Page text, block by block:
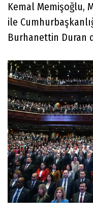
Kemal Memişoğlu,
ile
Burhanettin Duran